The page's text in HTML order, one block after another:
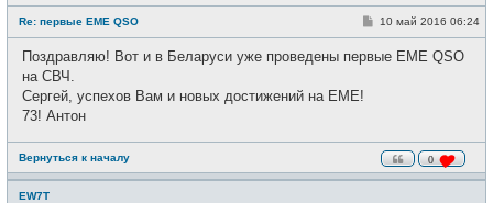
е
в
с
Re: первые EME QSO
0
С
б
10 май 2016 06:24
Поздравляю! Вот и в Беларуси уже проведены первые EME QSO
на СВЧ.
Сергей, успехов Вам и новых достижений на EME!
73! Антон
Вернуться к началу
EW7T